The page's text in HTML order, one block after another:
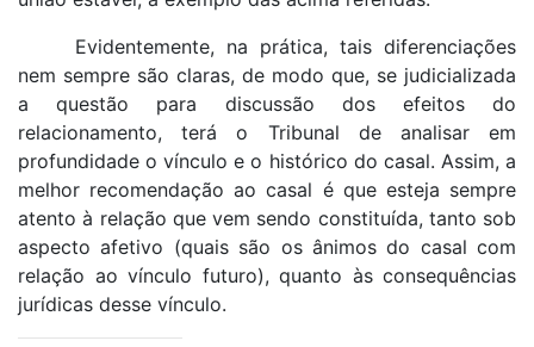
Evidentemente, na prática, tais diferenciações
nem sempre são claras, de modo que, se judicializada
a questão para discussão dos efeitos do
relacionamento, terá o Tribunal de analisar em
profundidade o vínculo e o histórico do casal. Assim, a
melhor recomendação ao casal é que esteja sempre
atento à relação que vem sendo constituída, tanto sob
aspecto afetivo (quais são os ânimos do casal com
relação ao vínculo futuro), quanto às consequências
jurídicas desse vínculo.